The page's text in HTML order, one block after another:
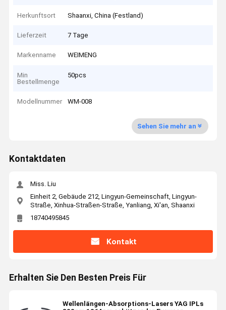
Herkunftsort Shaanxi, China (Festland)
Lieferzeit 7 Tage
Markenname WEIMENG
Min
Bestellmenge
50pcs
Modellnummer WM-008
Sehen Sie mehr an
Kontaktdaten
Miss. Liu
Einheit 2, Gebäude 212, Lingyun-Gemeinschaft, Lingyun-
Straße, Xinhua-Straßen-Straße, Yanliang, Xi'an, Shaanxi
18740495845
Kontakt
Erhalten Sie Den Besten Preis Für
Wellenlängen-Absorptions-Lasers YAG IPLs